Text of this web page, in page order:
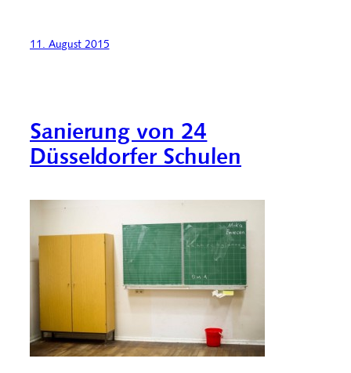
11. August 2015
Sanierung von 24
Düsseldorfer Schulen